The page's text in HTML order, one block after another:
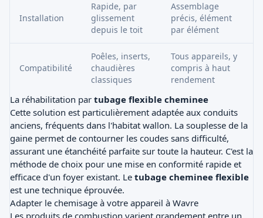
Installation
Rapide, par
glissement
depuis le toit
Assemblage
précis, élément
par élément
Compatibilité
Poêles, inserts,
chaudières
classiques
Tous appareils, y
compris à haut
rendement
La réhabilitation par tubage flexible cheminee
Cette solution est particulièrement adaptée aux conduits
anciens, fréquents dans l'habitat wallon. La souplesse de la
gaine permet de contourner les coudes sans difficulté,
assurant une étanchéité parfaite sur toute la hauteur. C'est la
méthode de choix pour une mise en conformité rapide et
efficace d'un foyer existant. Le tubage cheminee flexible
est une technique éprouvée.
Adapter le chemisage à votre appareil à Wavre
Les produits de combustion varient grandement entre un